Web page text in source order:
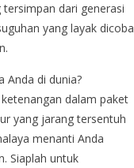
dari generasi
yang layak dicoba
Anda di dunia?
dalam paket
yang jarang tersentuh
menanti Anda
Siaplah untuk